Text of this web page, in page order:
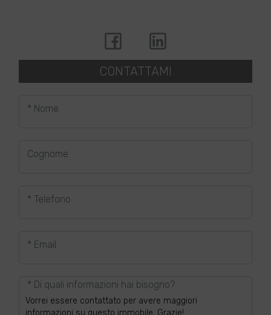
CONTATTAMI
* Nome
Cognome
* Telefono
* Email
* Di quali informazioni hai bisogno?